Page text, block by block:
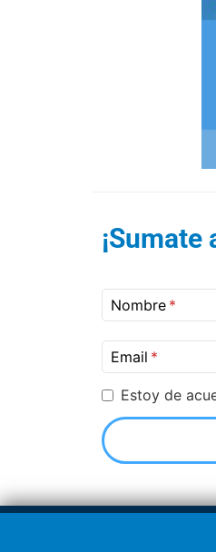
Nombre
Email
Estoy de